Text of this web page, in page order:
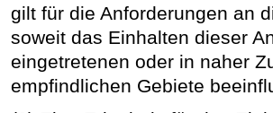
gilt für die Anforderungen an
soweit das Einhalten dieser
eingetretenen oder in naher
empfindlichen Gebiete